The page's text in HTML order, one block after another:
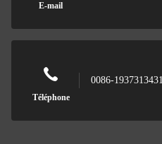
E-mail
Téléphone
0086-